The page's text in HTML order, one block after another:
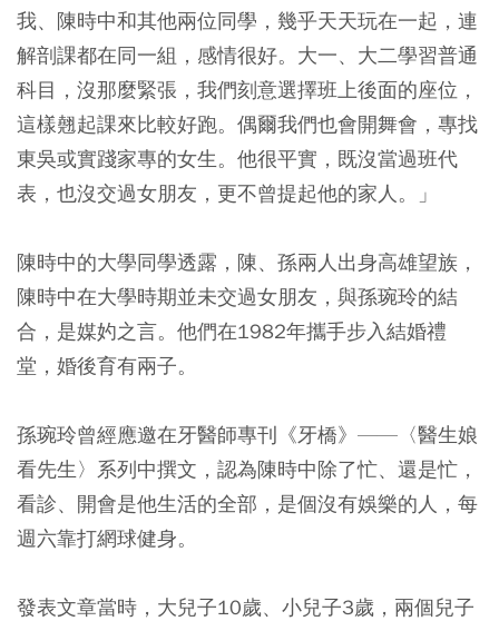
我、陳時中和其他兩位同學，幾乎天天玩在一起，連
解剖課都在同一組，感情很好。大一、大二學習普通
科目，沒那麼緊張，我們刻意選擇班上後面的座位，
這樣翹起課來比較好跑。偶爾我們也會開舞會，專找
東吳或實踐家專的女生。他很平實，既沒當過班代
表，也沒交過女朋友，更不曾提起他的家人。」
陳時中的大學同學透露，陳、孫兩人出身高雄望族，
陳時中在大學時期並未交過女朋友，與孫琬玲的結
合，是媒妁之言。 他們在1982年攜手步入結婚禮
堂，婚後育有兩子。
孫琬玲曾經應邀在牙醫師專刊《牙橋》——〈醫生娘
看先生〉系列中撰文，認為陳時中除了忙、還是忙，
看診、開會是他生活的全部，是個沒有娛樂的人，每
週六靠打網球健身。
發表文章當時，大兒子10歲、小兒子3歲，兩個兒子